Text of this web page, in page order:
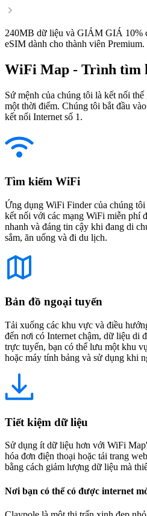
240MB dữ liệu và GIẢM GIÁ 10%
eSIM dành cho thành viên Premium.
WiFi Map - Trình tìm
Sứ mệnh của chúng tôi là kết nối
một thời điểm. Chúng tôi bắt đầu
kết nối Internet số 1.
Tìm kiếm WiFi
Ứng dụng WiFi Finder của chúng
kết nối với các mạng WiFi miễn phí
nhanh và đáng tin cậy khi đang di
sắm, ăn uống và đi du lịch.
Bản đồ ngoại tuyến
Tải xuống các khu vực và điều
đến nơi có Internet chậm, dữ liệu di
trực tuyến, bạn có thể lưu một khu
hoặc máy tính bảng và sử dụng khi
Tiết kiệm dữ liệu
Sử dụng ít dữ liệu hơn với WiFi
hóa đơn điện thoại hoặc tải trang
bằng cách giảm lượng dữ liệu mà
Nơi bạn có thể có được internet